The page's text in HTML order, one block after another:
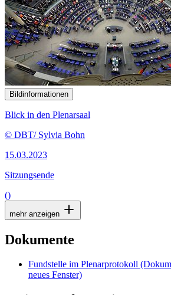
Bildinformationen
Blick in den Plenarsaal
© DBT/ Sylvia Bohn
15.03.2023
Sitzungsende
()
mehr anzeigen
Dokumente
Fundstelle im Plenarprotokoll
neues Fenster)